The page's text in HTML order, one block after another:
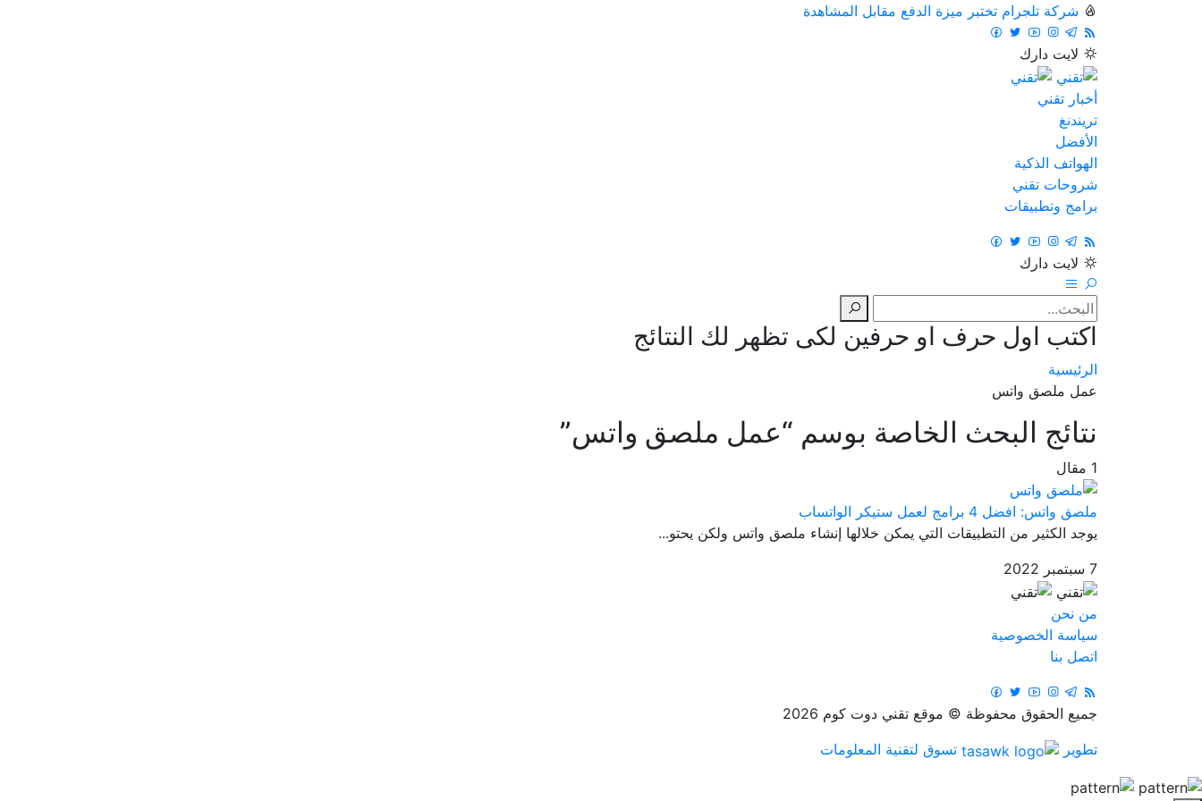
شركة تلجرام تختبر ميزة الدفع مقابل المشاهدة
لايت دارك
أخبار تقني
تريندنغ
الأفضل
الهواتف الذكية
شروحات تقني
برامج وتطبيقات
لايت دارك
اكتب اول حرف او حرفين لكى تظهر لك النتائج
الرئيسية
عمل ملصق واتس
نتائج البحث الخاصة بوسم “عمل ملصق واتس”
1 مقال
ملصق واتس: افضل 4 برامج لعمل ستيكر الواتساب
يوجد الكثير من التطبيقات التي يمكن خلالها إنشاء ملصق واتس ولكن يحتو...
7 سبتمبر 2022
من نحن
سياسة الخصوصية
اتصل بنا
جميع الحقوق محفوظة © موقع تقني دوت كوم 2026
تطوير
تسوق لتقنية المعلومات